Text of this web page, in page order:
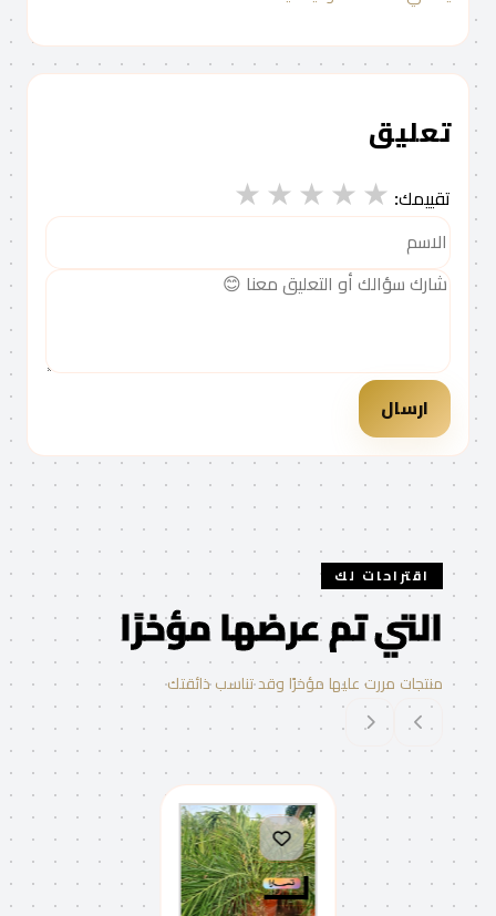
تعليق
تقييمك: ★
★
★
★
★
ارسال
اقتراحات لك
التي تم عرضها مؤخرًا
منتجات مررت عليها مؤخرًا وقد تناسب ذائقتك